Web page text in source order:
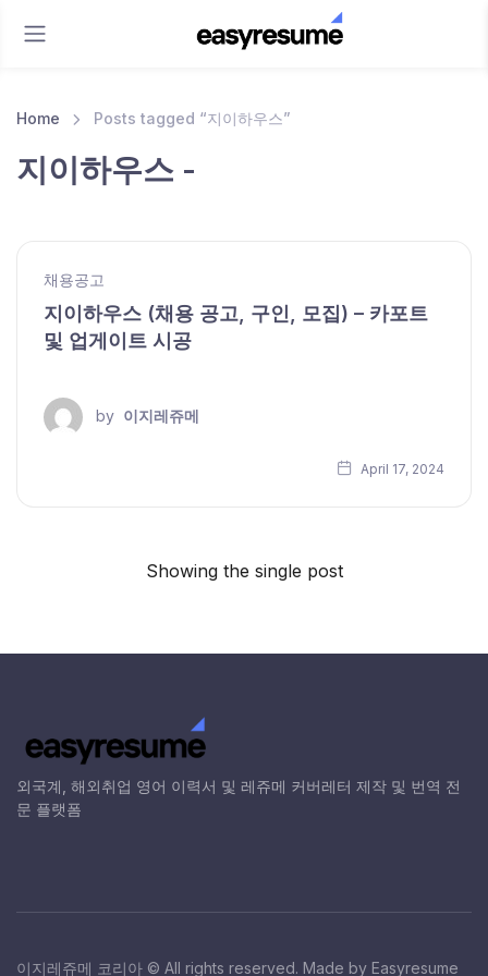
Home Posts tagged “지이하우스”
지이하우스 -
채용공고
지이하우스 (채용 공고, 구인, 모집) – 카포트
및 업게이트 시공
by 이지레쥬메
April 17, 2024
Showing the single post
외국계, 해외취업 영어 이력서 및 레쥬메 커버레터 제작 및 번역 전
문 플랫폼
이지레쥬메 코리아 © All rights reserved. Made by Easyresume